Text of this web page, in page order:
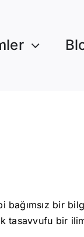
bağımsız bir
tasavvufu bir